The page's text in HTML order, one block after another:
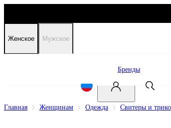
Женское Мужское
Бренды
Главная Женщинам Одежда Свитеры и